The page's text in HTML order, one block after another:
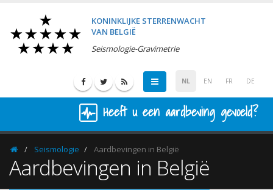
KONINKLIJKE STERRENWACHT
VAN BELGIË
Seismologie-Gravimetrie
NL EN FR DE
Heeft u een aardbeving gevoeld?
HomepageSeismologie Aardbevingen in België
Aardbevingen in België